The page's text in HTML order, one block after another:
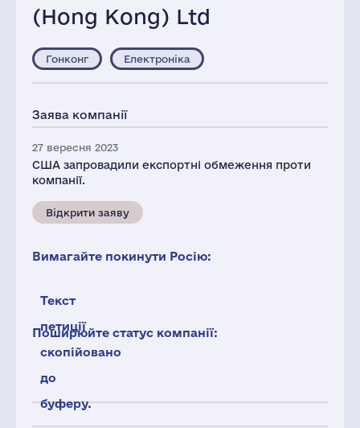
(Hong Kong) Ltd
Гонконг Електроніка
Заява компанії
27 вересня 2023
США запровадили експортні обмеження проти
компанії.
Відкрити заяву
Вимагайте покинути Росію:
Текст
петиції
скопійовано
до
буферу.
Поширюйте статус компанії: